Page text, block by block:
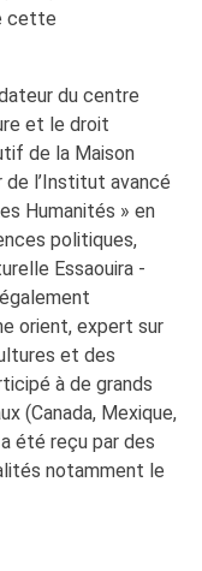
cette
du centre
et le droit
de la Maison
l’Institut avancé
Humanités » en
politiques,
Essaouira -
orient, expert sur
et des
à de grands
(Canada, Mexique,
été reçu par des
notamment le